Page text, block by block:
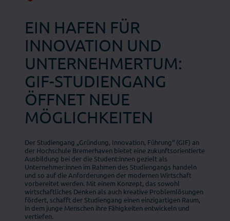
EIN HAFEN FÜR
INNOVATION UND
UNTERNEHMERTUM:
GIF-STUDIENGANG
ÖFFNET NEUE
MÖGLICHKEITEN
Der Studiengang „Gründung, Innovation, Führung“ (GIF) an
der Hochschule Bremerhaven bietet eine zukunftsorientierte
Ausbildung bei der die Student:innen gezielt als
Unternehmer:innen im Rahmen des Studiengangs handeln
und so auf die Anforderungen der modernen Wirtschaft
vorbereitet werden. Mit einem Konzept, das sowohl
wirtschaftliches Denken als auch kreative Problemlösungen
fördert, schafft der Studiengang einen einzigartigen Raum,
in dem junge Menschen ihre Fähigkeiten entwickeln und
vertiefen.